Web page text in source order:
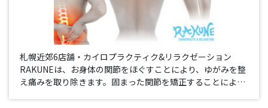
札幌近郊6店舗・カイロプラクティク&リラクゼーション
RAKUNEは、お身体の関節をほぐすことにより、ゆがみを整
え痛みを取り除きます。固まった関節を矯正することにより